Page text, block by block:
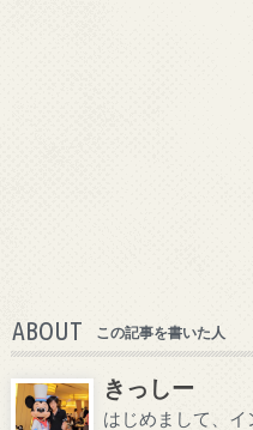
ABOUT この記事を書いた人
きっしー
はじめまして、